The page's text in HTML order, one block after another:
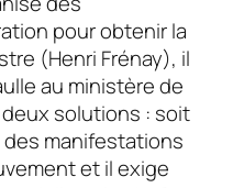
pour obtenir la
(Henri Frénay), il
au ministère de
deux solutions : soit
des manifestations
et il exige